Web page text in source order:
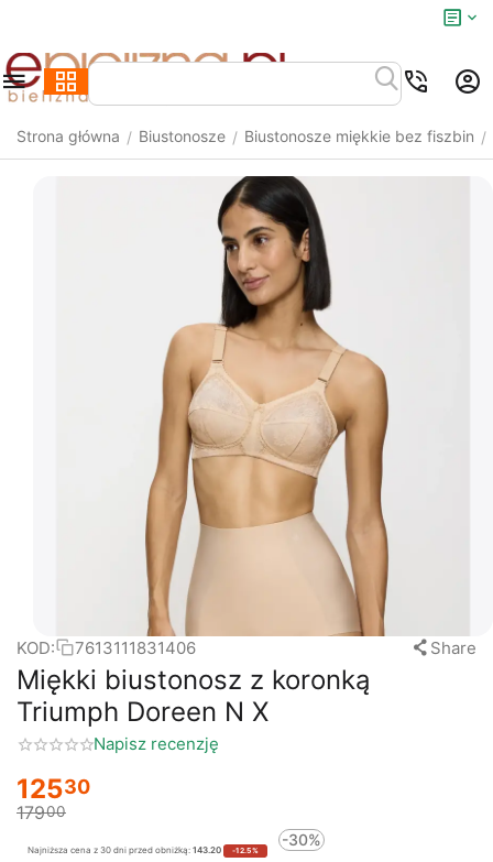
Strona główna / Biustonosze / Biustonosze miękkie bez fiszbin /
KOD: 7613111831406 Share
Miękki biustonosz z koronką
Triumph Doreen N X
Napisz recenzję
12530
17900
Najniższa cena z 30 dni przed obniżką: 143.20 -12.5%
-30%